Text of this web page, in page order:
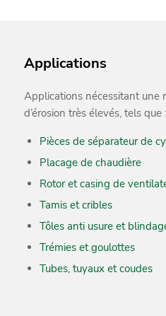
Applications
Applications nécessitant une
d’érosion très élevés, tels que :
Pièces de séparateur de
Placage de chaudière
Rotor et casing de
Tamis et cribles
Tôles anti usure et
Trémies et goulottes
Tubes, tuyaux et coudes